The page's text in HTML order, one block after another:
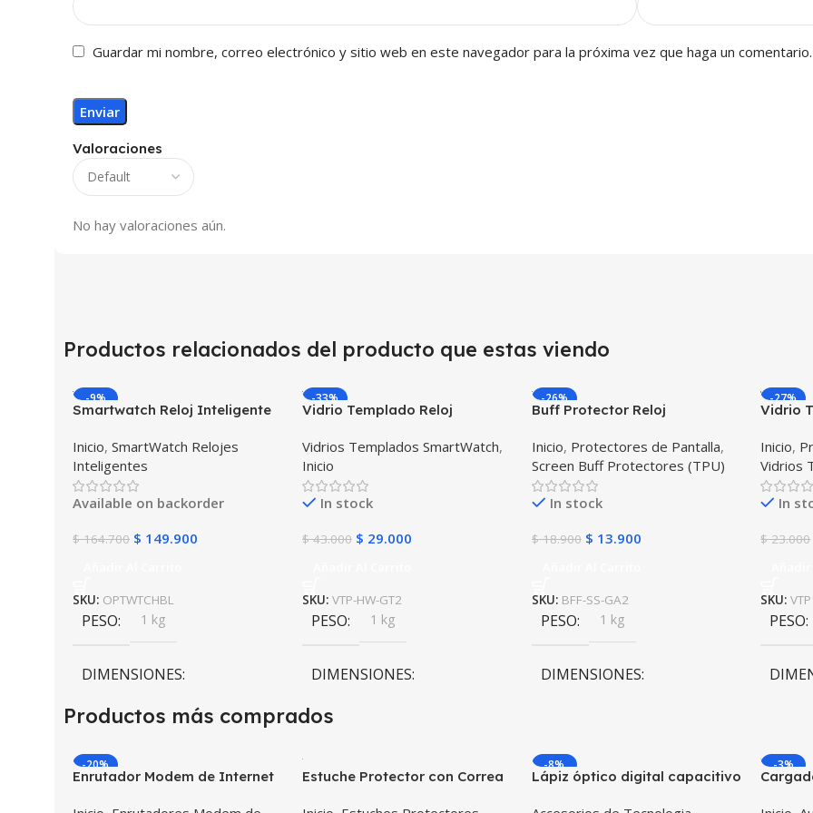
Valoraciones
No hay valoraciones aún.
Guardar mi nombre, correo electrónico y sitio web en este navegador para la próxima vez que haga un comentario.
Productos relacionados del producto que estas viendo
-9%
Smartwatch Reloj Inteligente
W34 Iwo 10 12) Compatible
Android y iPhone
Inicio, SmartWatch Relojes
Inteligentes
Available on backorder
$164.700 $ 149.900
SKU: OPTWTCHBL
PESO 1 kg
DIMENSIONES
10 × 10 × 10 cm
-33%
Vidrio Templado Reloj
Huawei Gt2 46mm X2
Unidades
Vidrios Templados SmartWatch,
Inicio
In stock
$43.000 $ 29.000
SKU: VTP-HW-GT2
PESO 1 kg
DIMENSIONES
10 × 10 × 10 cm
-26%
Buff Protector Reloj
Samsung Galaxy Watch Active
2
Inicio, Protectores de Pantalla,
Screen Buff Protectores (TPU)
In stock
$18.900 $ 13.900
SKU: BFF-SS-GA2
PESO 1 kg
DIMENSIONES
-27%
Vidrio
Inicio,
Vidrios
In
$23.000
SKU:
PESO
Productos más comprados
-20%
Enrutador Modem de Internet
Estuche Protector con Correa
-8%
Lápiz óptico digital capacitivo
-3%